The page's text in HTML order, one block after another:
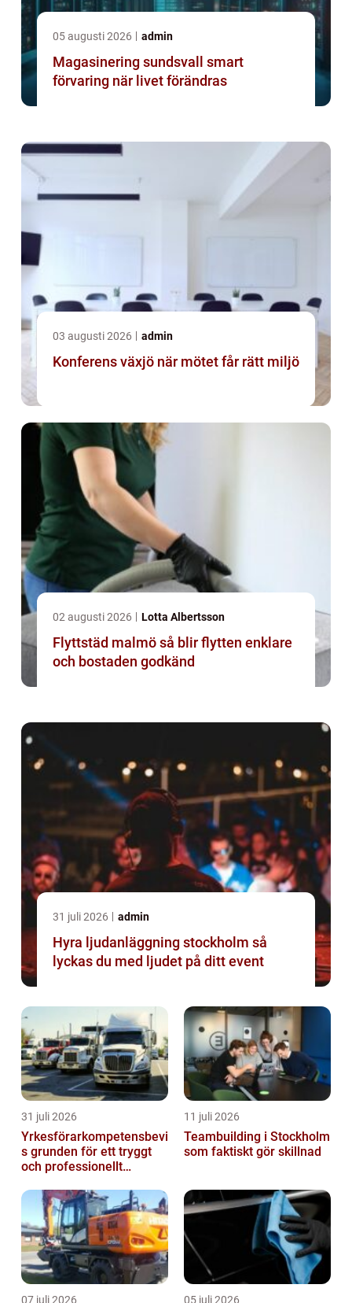
05 augusti 2026 admin
Magasinering sundsvall smart
förvaring när livet förändras
03 augusti 2026 admin
Konferens växjö när mötet får rätt miljö
02 augusti 2026 Lotta Albertsson
Flyttstäd malmö så blir flytten enklare
och bostaden godkänd
31 juli 2026 admin
Hyra ljudanläggning stockholm så
lyckas du med ljudet på ditt event
31 juli 2026
Yrkesförarkompetensbevi
s grunden för ett tryggt
och professionellt
11 juli 2026
Teambuilding i Stockholm
som faktiskt gör skillnad
07 juli 2026 05 juli 2026